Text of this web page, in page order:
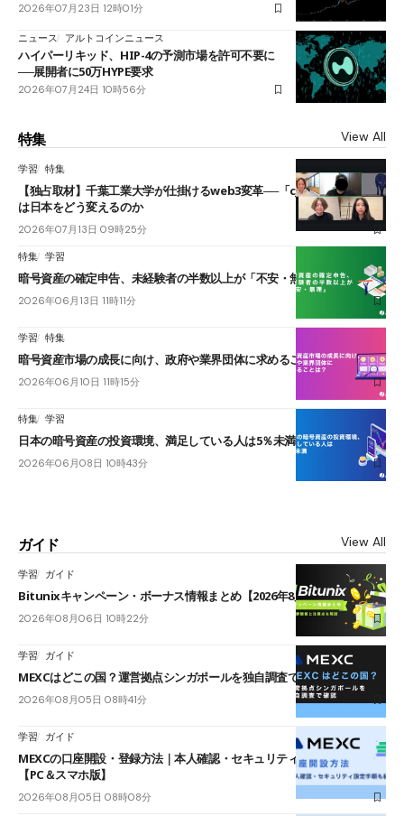
2026年07月23日 12時01分
ニュース アルトコインニュース
ハイパーリキッド、HIP-4の予測市場を許可不要に
──展開者に50万HYPE要求
2026年07月24日 10時56分
特集 View All
学習 特集
【独占取材】千葉工業大学が仕掛けるweb3変革──「cJPY」とAIの融合
は日本をどう変えるのか
2026年07月13日 09時25分
特集 学習
暗号資産の確定申告、未経験者の半数以上が「不安・無理」
2026年06月13日 11時11分
学習 特集
暗号資産市場の成長に向け、政府や業界団体に求めることは？
2026年06月10日 11時15分
特集 学習
日本の暗号資産の投資環境、満足している人は5％未満
2026年06月08日 10時43分
ガイド View All
学習 ガイド
Bitunixキャンペーン・ボーナス情報まとめ【2026年8月最新】
2026年08月06日 10時22分
学習 ガイド
MEXCはどこの国？運営拠点シンガポールを独自調査で確認
2026年08月05日 08時41分
学習 ガイド
MEXCの口座開設・登録方法｜本人確認・セキュリティ設定手順も紹介
【PC＆スマホ版】
2026年08月05日 08時08分